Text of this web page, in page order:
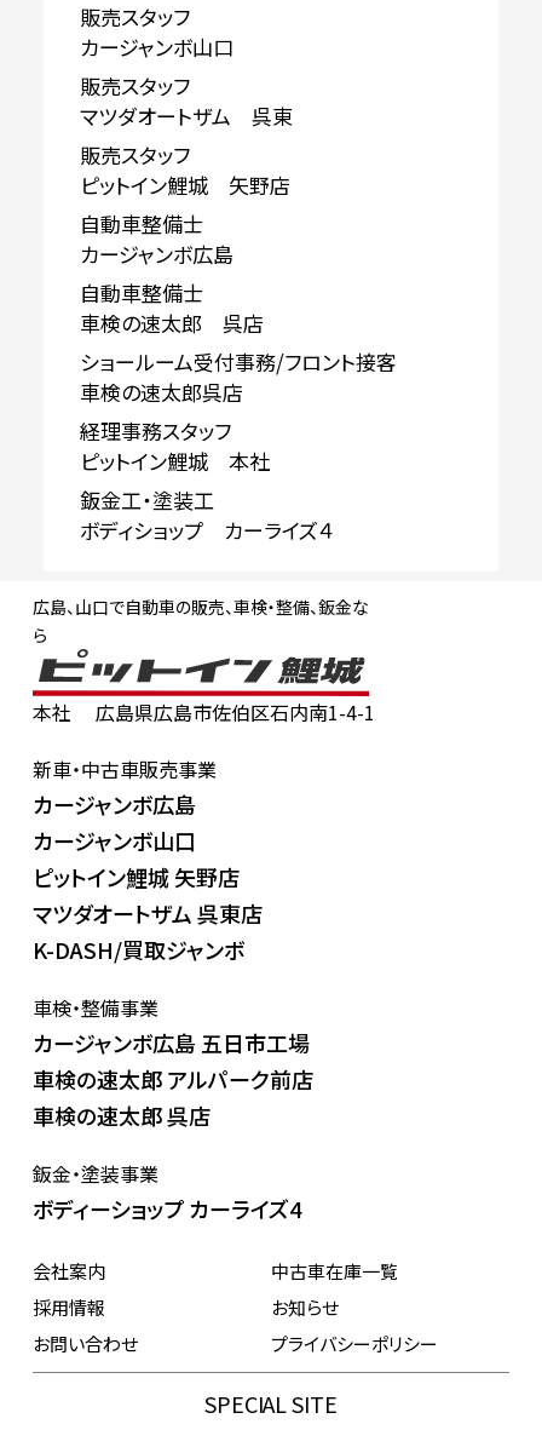
販売スタッフ
カージャンボ山口
販売スタッフ
マツダオートザム 呉東
販売スタッフ
ピットイン鯉城 矢野店
自動車整備士
カージャンボ広島
自動車整備士
車検の速太郎 呉店
ショールーム受付事務/フロント接客
車検の速太郎呉店
経理事務スタッフ
ピットイン鯉城 本社
鈑金工・塗装工
ボディショップ カーライズ４
広島、山口で自動車の販売、車検・整備、鈑金な
ら
本社
広島県広島市佐伯区石内南1-4-1
新車・中古車販売事業
カージャンボ広島
カージャンボ山口
ピットイン鯉城 矢野店
マツダオートザム 呉東店
K-DASH/買取ジャンボ
車検・整備事業
カージャンボ広島 五日市工場
車検の速太郎 アルパーク前店
車検の速太郎 呉店
鈑金・塗装事業
ボディーショップ カーライズ4
会社案内
中古車在庫一覧
採用情報
お知らせ
お問い合わせ
プライバシーポリシー
SPECIAL SITE